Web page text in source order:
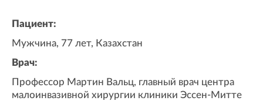
Пациент:
Мужчина, 77 лет, Казахстан
Врач:
Профессор Мартин Вальц, главный врач центра
малоинвазивной хирургии клиники Эссен-Митте